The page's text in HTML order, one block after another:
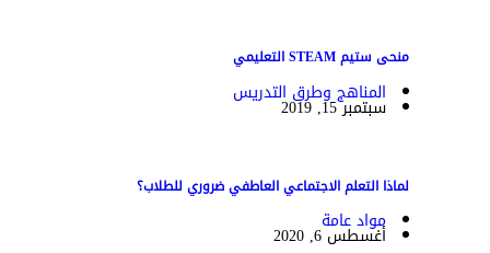
منحى ستيم STEAM التعليمي
المناهج وطرق التدريس
سبتمبر 15, 2019
لماذا التعلم الاجتماعي العاطفي ضروري للطلاب؟
مواد عامة
أغسطس 6, 2020